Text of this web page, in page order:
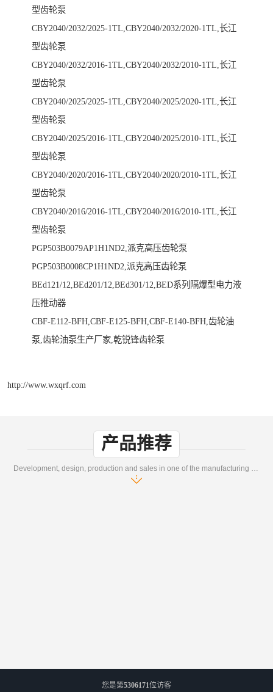
型齿轮泵
CBY2040/2032/2025-1TL,CBY2040/2032/2020-1TL,长江
型齿轮泵
CBY2040/2032/2016-1TL,CBY2040/2032/2010-1TL,长江
型齿轮泵
CBY2040/2025/2025-1TL,CBY2040/2025/2020-1TL,长江
型齿轮泵
CBY2040/2025/2016-1TL,CBY2040/2025/2010-1TL,长江
型齿轮泵
CBY2040/2020/2016-1TL,CBY2040/2020/2010-1TL,长江
型齿轮泵
CBY2040/2016/2016-1TL,CBY2040/2016/2010-1TL,长江
型齿轮泵
PGP503B0079AP1H1ND2,派克高压齿轮泵
PGP503B0008CP1H1ND2,派克高压齿轮泵
BEd121/12,BEd201/12,BEd301/12,BED系列隔爆型电力液
压推动器
CBF-E112-BFH,CBF-E125-BFH,CBF-E140-BFH,齿轮油
泵,齿轮油泵生产厂家,乾锐锋齿轮泵
http://www.wxqrf.com
产品推荐
Development, design, production and sales in one of the manufacturing enterprises
您是第5306171位访客